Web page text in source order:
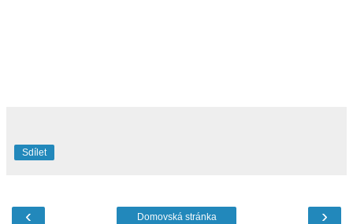
Sdílet
‹ ›
Domovská stránka